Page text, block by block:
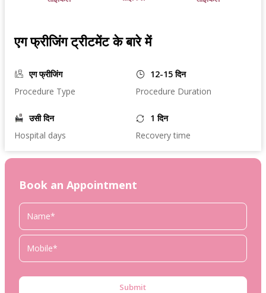
एग फ्रीजिंग ट्रीटमेंट के बारे में
एग फ्रीजिंग
Procedure Type
12-15 दिन
Procedure Duration
उसी दिन
Hospital days
1 दिन
Recovery time
Book an Appointment
Submit